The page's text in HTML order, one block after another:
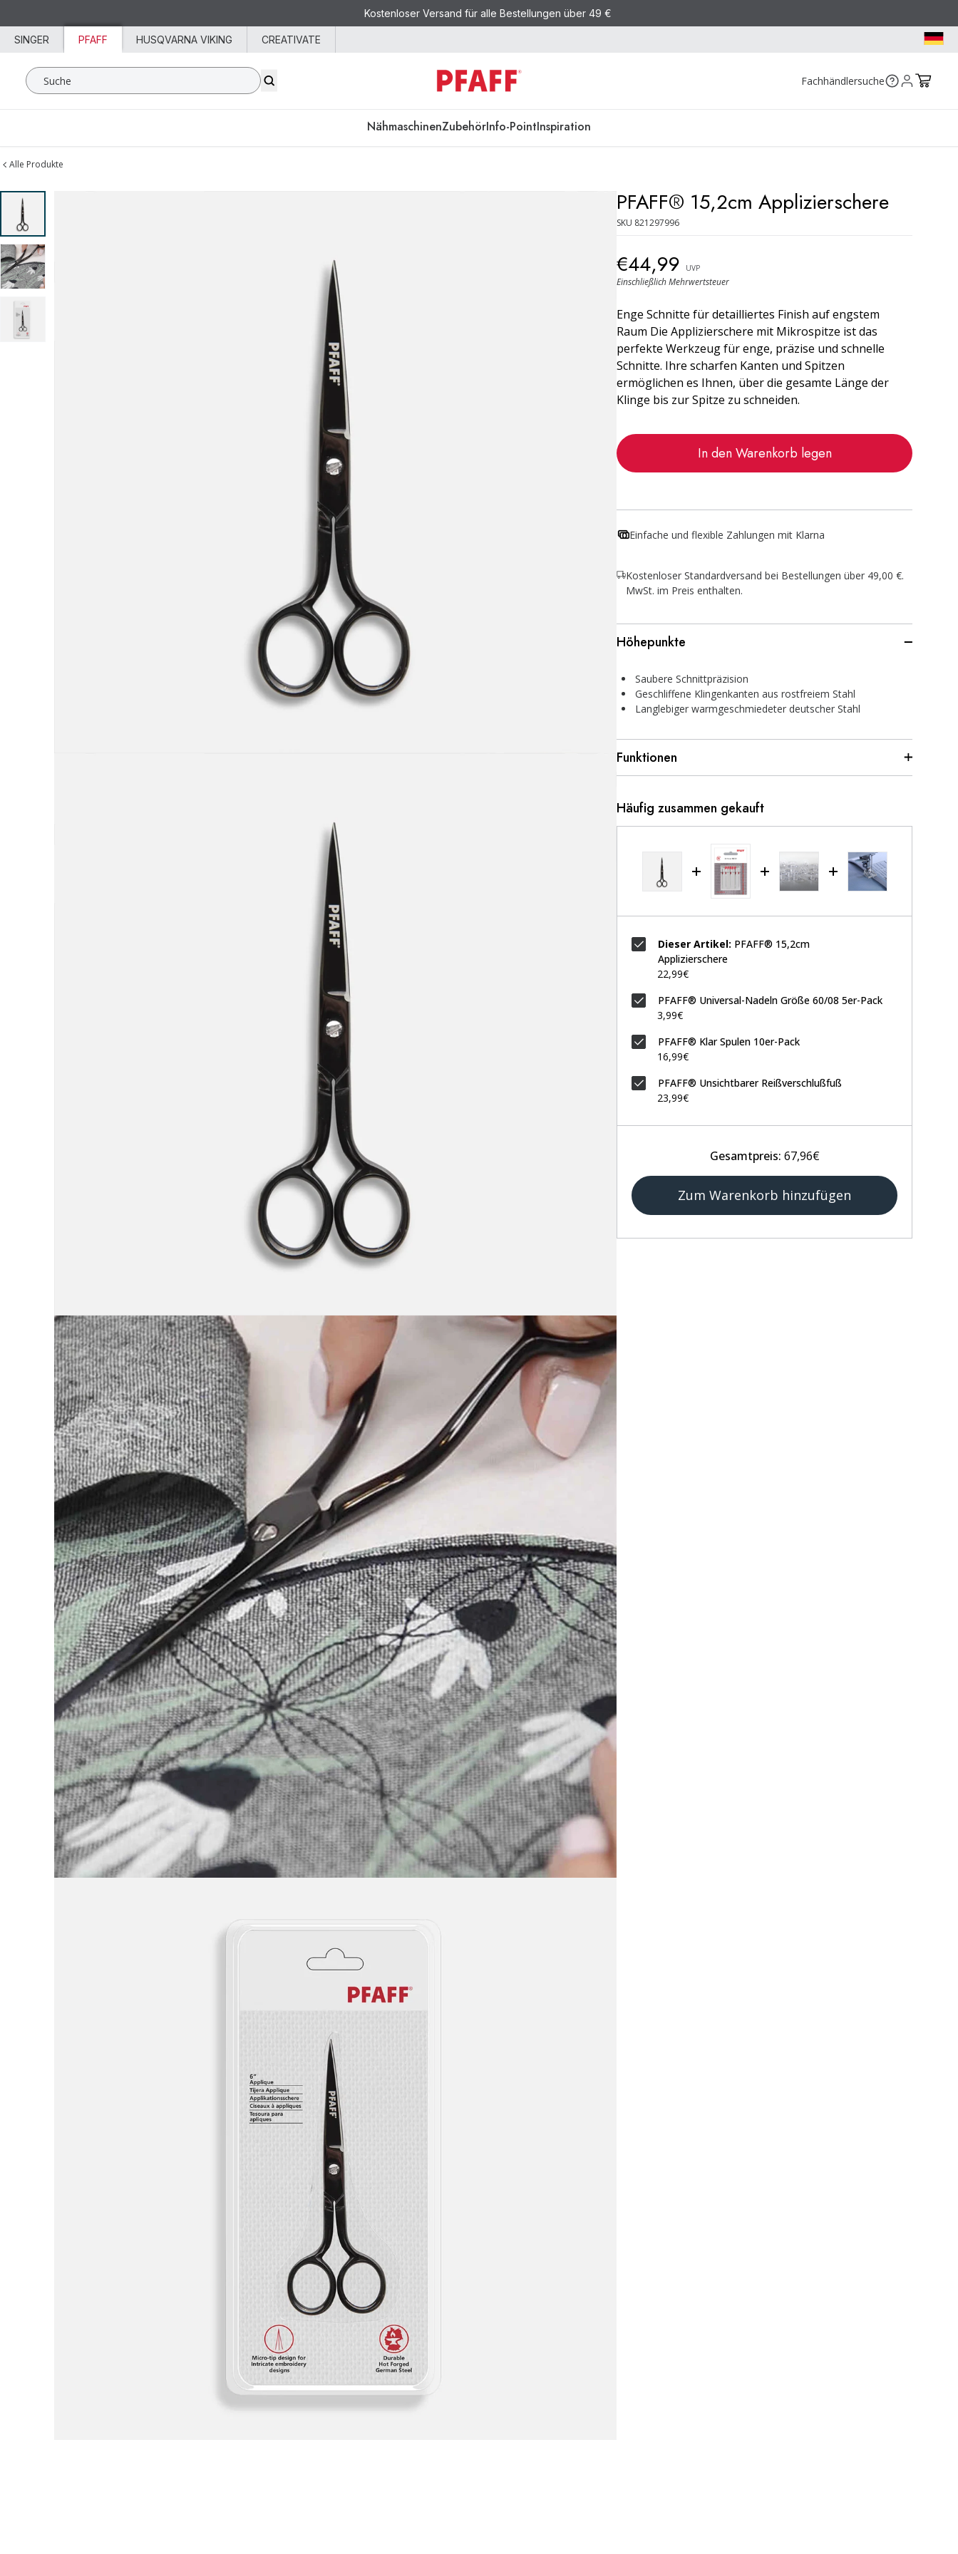
Kostenloser Versand für alle Bestellungen über 49 €
SINGER PFAFF HUSQVARNA VIKING CREATIVATE
Suche SVP Worldwide Fachhändlersuche
NähmaschinenZubehörInfo-PointInspiration
Alle Produkte
PFAFF® 15,2cm Applizierschere
SKU 821297996
€44,99 UVP
Einschließlich Mehrwertsteuer
Enge Schnitte für detailliertes Finish auf engstem
Raum Die Applizierschere mit Mikrospitze ist das
perfekte Werkzeug für enge, präzise und schnelle
Schnitte. Ihre scharfen Kanten und Spitzen
ermöglichen es Ihnen, über die gesamte Länge der
Klinge bis zur Spitze zu schneiden.
In den Warenkorb legen
Einfache und flexible Zahlungen mit Klarna
Kostenloser Standardversand bei Bestellungen über 49,00 €.
MwSt. im Preis enthalten.
Höhepunkte
Saubere Schnittpräzision
Geschliffene Klingenkanten aus rostfreiem Stahl
Langlebiger warmgeschmiedeter deutscher Stahl
Funktionen
Häufig zusammen gekauft
Dieser Artikel: PFAFF® 15,2cm
Applizierschere
22,99€
PFAFF® Universal-Nadeln Größe 60/08 5er-Pack
3,99€
PFAFF® Klar Spulen 10er-Pack
16,99€
PFAFF® Unsichtbarer Reißverschlußfuß
23,99€
Gesamtpreis: 67,96€
Zum Warenkorb hinzufügen